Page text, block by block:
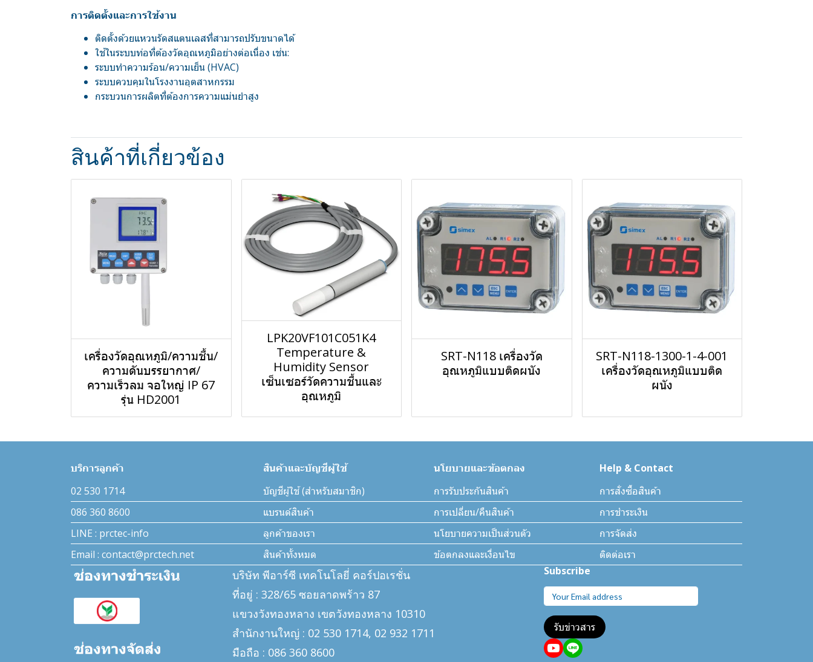
การติดตั้งและการใช้งาน
ติดตั้งด้วยแหวนรัดสแตนเลสที่สามารถปรับขนาดได้
ใช้ในระบบท่อที่ต้องวัดอุณหภูมิอย่างต่อเนื่อง เช่น:
ระบบทำความร้อน/ความเย็น (HVAC)
ระบบควบคุมในโรงงานอุตสาหกรรม
กระบวนการผลิตที่ต้องการความแม่นยำสูง
สินค้าที่เกี่ยวข้อง
เครื่องวัดอุณหภูมิ/ความชื้น/
ความดันบรรยากาศ/
ความเร็วลม จอใหญ่ IP 67
รุ่น HD2001
LPK20VF101C051K4
Temperature &
Humidity Sensor
เซ็นเซอร์วัดความชื้นและ
อุณหภูมิ
SRT-N118 เครื่องวัด
อุณหภูมิแบบติดผนัง
SRT-N118-1300-1-4-001
เครื่องวัดอุณหภูมิแบบติด
ผนัง
บริการลูกค้า
02 530 1714
086 360 8600
LINE : prctec-info
Email : contact@prctech.net
สินค้าและบัญชีผู้ใช้
บัญชีผู้ใช้ (สำหรับสมาชิก)
แบรนด์สินค้า
ลูกค้าของเรา
สินค้าทั้งหมด
นโยบายและข้อตกลง
การรับประกันสินค้า
การเปลี่ยน/คืนสินค้า
นโยบายความเป็นส่วนตัว
ข้อตกลงและเงื่อนไข
Help & Contact
การสั่งซื้อสินค้า
การชำระเงิน
การจัดส่ง
ติดต่อเรา
บริษัท พีอาร์ซี เทคโนโลยี่ คอร์ปอเรชั่น
ที่อยู่ : 328/65 ซอยลาดพร้าว 87
แขวงวังทองหลาง เขตวังทองหลาง 10310
สำนักงานใหญ่ : 02 530 1714, 02 932 1711
มือถือ : 086 360 8600
Subscribe
รับข่าวสาร